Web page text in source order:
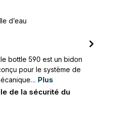
d’eau
bottle 590 est un bidon
pour le système de
Plus
de la sécurité du